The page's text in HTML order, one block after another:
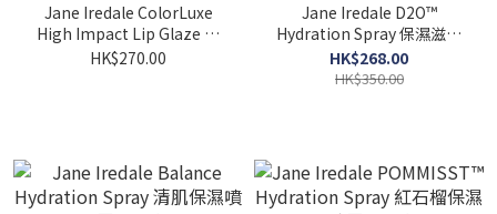
Jane Iredale ColorLuxe
High Impact Lip Glaze 晚
櫻草水光玻璃唇釉 5ml
HK$270.00
Jane Iredale D2O™
Hydration Spray 保濕滋潤
噴霧 90ml
HK$268.00
HK$350.00